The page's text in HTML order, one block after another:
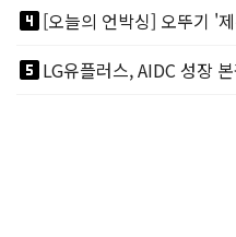
looks_4
looks_5